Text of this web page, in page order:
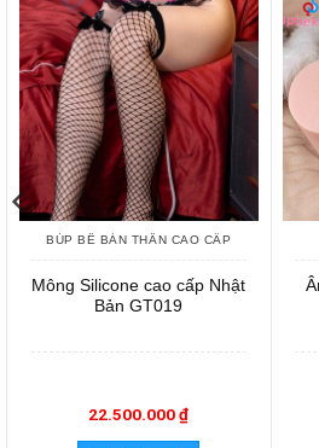
BÚP BÊ BÁN THÂN CAO CẤP
Mông Silicone cao cấp Nhật
Bản GT019
22.500.000₫